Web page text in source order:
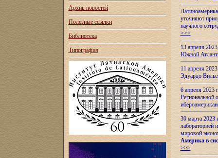
Архив новостей
Полезные ссылки
Библиотека
Типография
уточняют
научного
>>>
13 апреля
Южной
11 апреля
Эдуардо
6 апреля
Региональной
30 марта 2023
лабораторией
мировой
Америка в
>>>